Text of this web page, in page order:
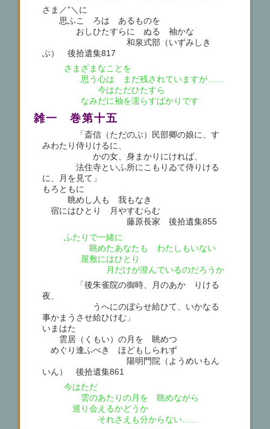
さま／”＼に
思ふこゝろは あるものを
おしひたすらに ぬるゝ袖かな
和泉式部（いずみしき
ぶ） 後拾遺集817
さまざまなことを
思う心は まだ残されていますが……
今はただひたすら
なみだに袖を濡らすばかりです
雑一 巻第十五
「斎信（ただのぶ）民部卿の娘に、す
みわたり侍りけるに、
かの女、身まかりにければ、
法住寺といふ所にこもりゐて侍りける
に、月を見て」
もろともに
眺めし人も 我もなき
宿にはひとり 月やすむらむ
藤原長家 後拾遺集855
ふたりで一緒に
眺めたあなたも わたしもいない
屋敷にはひとり
月だけが澄んでいるのだろうか
「後朱雀院の御時、月のあかゝりける
夜、
うへにのぼらせ給ひて、いかなる
事かまうさせ給ひけむ」
いまはたゝ
雲居（くもい）の月を 眺めつゝ
めぐり逢ふべき ほどもしられず
陽明門院（ようめいもん
いん） 後拾遺集861
今はただ
雲のあたりの月を 眺めながら
巡り会えるかどうか
それさえも分からない……